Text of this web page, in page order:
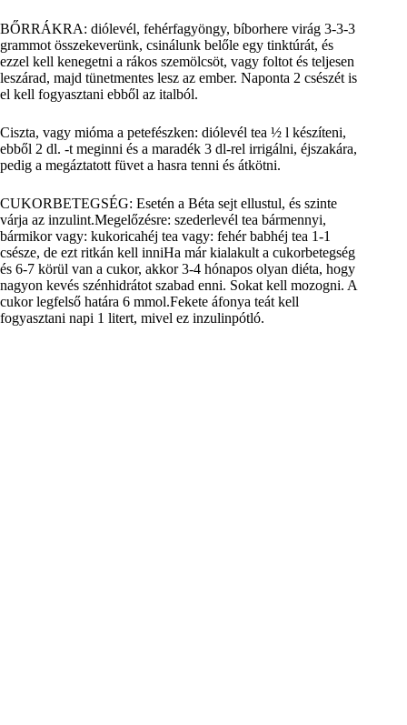
BŐRRÁKRA: diólevél, fehérfagyöngy, bíborhere virág 3-3-3
grammot összekeverünk, csinálunk belőle egy tinktúrát, és
ezzel kell kenegetni a rákos szemölcsöt, vagy foltot és teljesen
leszárad, majd tünetmentes lesz az ember. Naponta 2 csészét is
el kell fogyasztani ebből az italból.
Ciszta, vagy mióma a petefészken: diólevél tea ½ l készíteni,
ebből 2 dl. -t meginni és a maradék 3 dl-rel irrigálni, éjszakára,
pedig a megáztatott füvet a hasra tenni és átkötni.
CUKORBETEGSÉG: Esetén a Béta sejt ellustul, és szinte
várja az inzulint.Megelőzésre: szederlevél tea bármennyi,
bármikor vagy: kukoricahéj tea vagy: fehér babhéj tea 1-1
csésze, de ezt ritkán kell inniHa már kialakult a cukorbetegség
és 6-7 körül van a cukor, akkor 3-4 hónapos olyan diéta, hogy
nagyon kevés szénhidrátot szabad enni. Sokat kell mozogni. A
cukor legfelső határa 6 mmol.Fekete áfonya teát kell
fogyasztani napi 1 litert, mivel ez inzulinpótló.